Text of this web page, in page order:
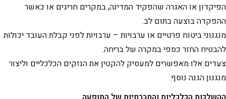
הפיקדון או האגרה שהפקיד המדינה, במקרים חריגים או כאשר
ההפקדה בוצעה בתום לב.
מנגנוני ביטוח פרטיים או ערבויות – ערבויות לפני קבלת העובד יכולות
להבטיח החזר כספי במקרה של בריחה.
צעדים אלו מאפשרים למעסיק להקטין את הנזקים הכלכליים וליצור
מנגנון הגנה נוסף.